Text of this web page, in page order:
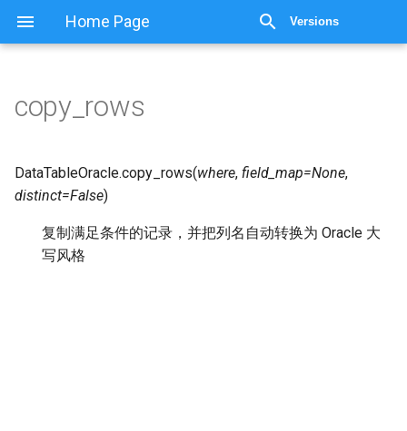
Home Page Versions
显示源代码
copy_rows
DataTableOracle.copy_rows(where, field_map=None,
distinct=False)
复制满足条件的记录，并把列名自动转换为 Oracle 大
写风格